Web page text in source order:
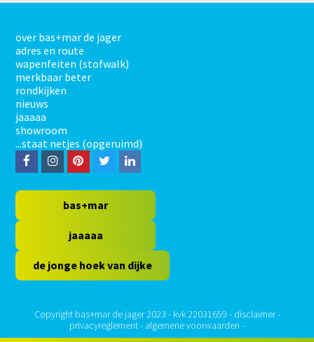
over bas+mar de jager
adres en route
wapenfeiten (stofwalk)
merkbaar beter
rondkijken
nieuws
jaaaaa
showroom
...staat netjes (opgeruimd)
o
k
I
g
a
m
n
r
s
t
T
e
L
d
n
bas+mar
jaaaaa
de jonge hoek van dijke
Copyright bas+mar de jager 2023 - kvk 22031659 - disclaimer-
privacyreglement- algemene voorwaarden -